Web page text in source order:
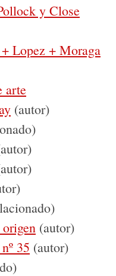
y Close
Lopez + Moraga
arte
(autor)
(autor)
35 (autor)